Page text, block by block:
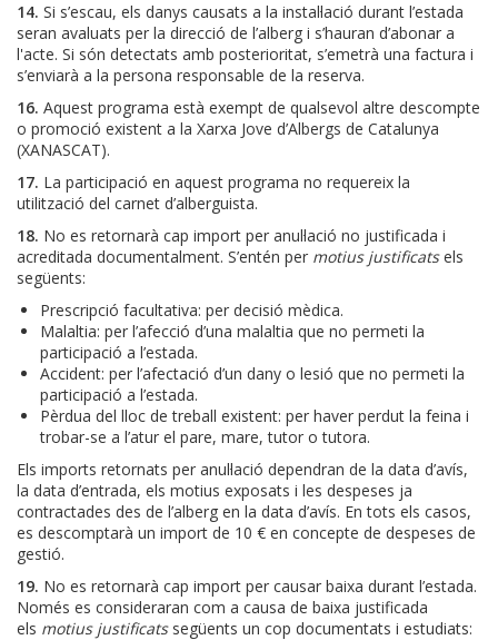
14. Si s’escau, els danys causats a la instal·lació durant l’estada
seran avaluats per la direcció de l’alberg i s’hauran d’abonar a
l'acte. Si són detectats amb posterioritat, s’emetrà una factura i
s’enviarà a la persona responsable de la reserva.
16. Aquest programa està exempt de qualsevol altre descompte
o promoció existent a la Xarxa Jove d’Albergs de Catalunya
(XANASCAT).
17. La participació en aquest programa no requereix la
utilització del carnet d’alberguista.
18. No es retornarà cap import per anul·lació no justificada i
acreditada documentalment. S’entén per motius justificatsels
següents:
Prescripció facultativa: per decisió mèdica.
Malaltia: per l’afecció d’una malaltia que no permeti la
participació a l’estada.
Accident: per l’afectació d’un dany o lesió que no permeti la
participació a l’estada.
Pèrdua del lloc de treball existent: per haver perdut la feina i
trobar-se a l’atur el pare, mare, tutor o tutora.
Els imports retornats per anul·lació dependran de la data d’avís,
la data d’entrada, els motius exposats i les despeses ja
contractades des de l’alberg en la data d’avís. En tots els casos,
es descomptarà un import de 10 € en concepte de despeses de
gestió.
19. No es retornarà cap import per causar baixa durant l’estada.
Només es consideraran com a causa de baixa justificada
els motius justificatssegüents un cop documentats i estudiats: